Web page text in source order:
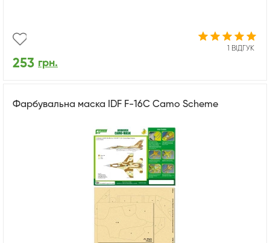
1 ВІДГУК
253 грн.
Фарбувальна маска IDF F-16C Camo Scheme